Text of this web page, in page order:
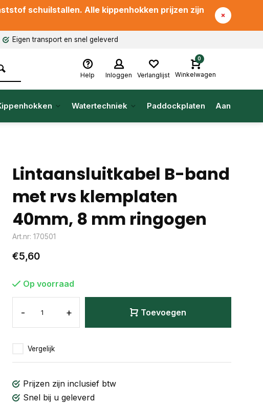
schuilstallen. Alle kippenhokken prijzen zijn
Eigen transport en snel geleverd
Help Inloggen Verlanglijst
0
Winkelwagen
Watertechniek Paddockplaten
Lintaansluitkabel B-band
met rvs klemplaten
40mm, 8 mm ringogen
Art.nr: 170501
€5,60
Op voorraad
- + Toevoegen
Vergelijk
Prijzen zijn inclusief btw
Snel bij u geleverd